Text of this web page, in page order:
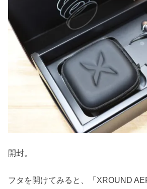
開封。
フタを開けてみると、「XROUND